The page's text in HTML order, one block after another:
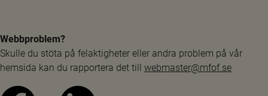
Webbproblem?
Skulle du stöta på felaktigheter eller andra problem på vår
hemsida kan du rapportera det till webmaster@mfof.se